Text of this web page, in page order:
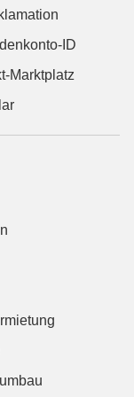
ID
Marktplatz